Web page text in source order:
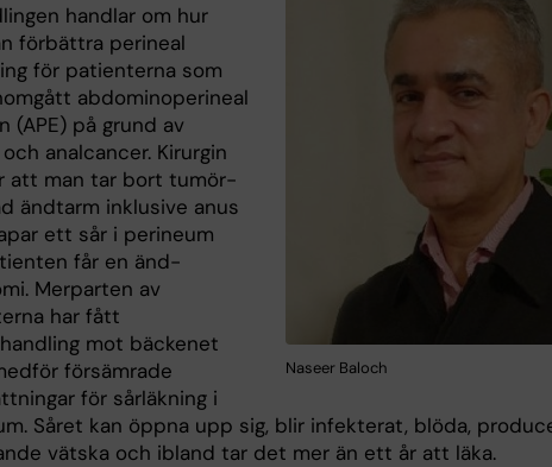
Naseer Baloch
handlar om hur
förbättra perineal
för patienterna som
abdominoperineal
(APE) på grund av
analcancer. Kirurgin
att man tar bort tumör-
ändtarm inklusive anus
ett sår i perineum
får en änd-
Merparten av
har fått
mot bäckenet
försämrade
för sårläkning i
Såret kan öppna upp sig, blir infekterat, blöda,
vätska och ibland tar det mer än ett år att läka.